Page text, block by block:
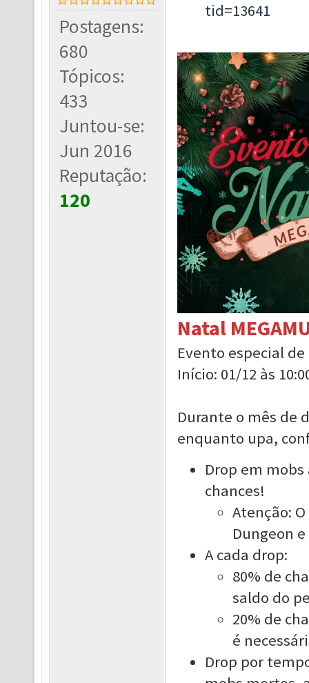
Postagens:
680
Tópicos:
433
Juntou-se:
Jun 2016
Reputação:
120
tid=13641
Natal
Evento especial
Início: 01/12 às
Durante o mês de
enquanto upa,
Drop em
chances!
Atenção:
Dungeon
A cada drop:
80% de
saldo do
20% de
é
Drop por